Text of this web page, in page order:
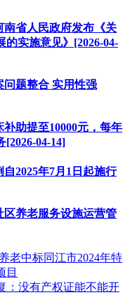
南省人民政府发布《关
实施意见》[2026-04-
问题整合 实用性强
助提至10000元，每年
[2026-04-14]
2025年7月1日起施行
区养老服务设施运营管
老中标同江市2024年特
目
：没有产权证能不能开